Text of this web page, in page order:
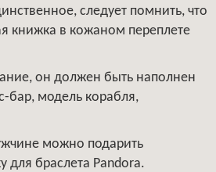
следует помнить, что
книжка в кожаном переплете
он должен быть наполнен
бар, модель корабля,
можно подарить
для браслета Pandora.